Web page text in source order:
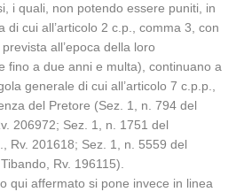
i quali, non potendo essere puniti, in
di cui all’articolo 2 c.p., comma 3, con
all’epoca della loro
fino a due anni e multa), continuano a
generale di cui all’articolo 7 c.p.p.,
del Pretore (Sez. 1, n. 794 del
206972; Sez. 1, n. 1751 del
Rv. 201618; Sez. 1, n. 5559 del
Rv. 196115).
qui affermato si pone invece in linea